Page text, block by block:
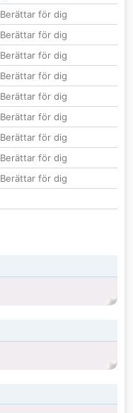
Berättar för dig
Berättar för dig
Berättar för dig
Berättar för dig
Berättar för dig
Berättar för dig
Berättar för dig
Berättar för dig
Berättar för dig